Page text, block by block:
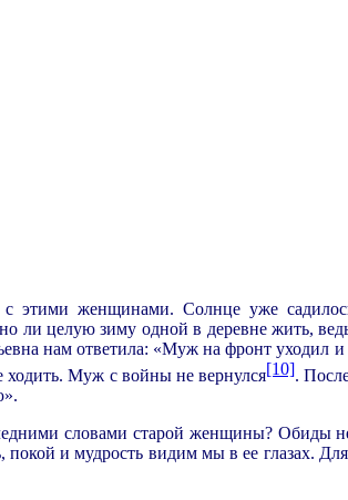
с этими женщинами. Солнце уже
ли целую зиму одной в деревне жить,
нам ответила: «Муж на фронт уходил
Муж с войны не вернулся[10].
словами старой женщины? Обиды
и мудрость видим мы в ее глазах.